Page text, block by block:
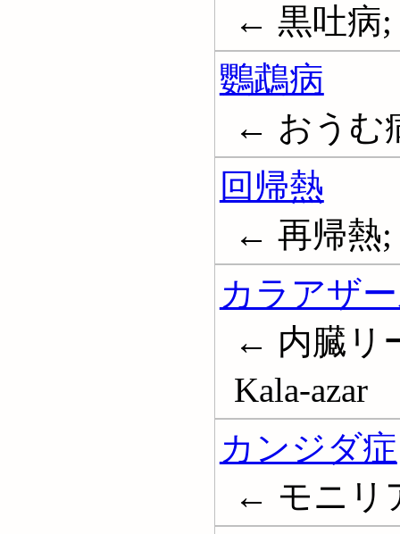
← 黒吐病;
鸚鵡病
← おうむ
回帰熱
← 再帰熱;
カラアザ
← 内臓リ
Kala-azar
カンジダ症
← モニリ